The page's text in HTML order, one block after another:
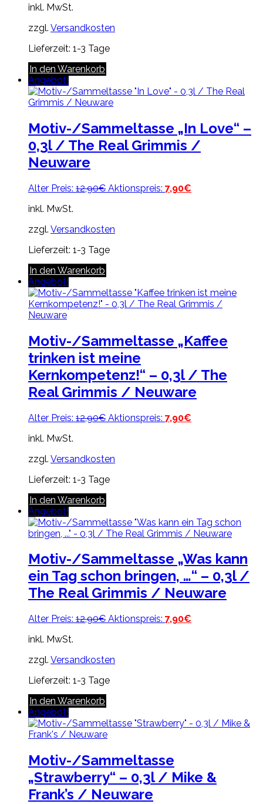
inkl. MwSt.
zzgl. Versandkosten
Lieferzeit: 1-3 Tage
In den Warenkorb
Angebot!
Motiv-/Sammeltasse „In Love“ –
0,3l / The Real Grimmis /
Neuware
Alter Preis: 12,90€ Ursprünglicher
Aktionspreis: 7,90€
inkl. MwSt.
zzgl. Versandkosten
Lieferzeit: 1-3 Tage
In den Warenkorb
Angebot!
Motiv-/Sammeltasse „Kaffee
trinken ist meine
Kernkompetenz!“ – 0,3l / The
Real Grimmis / Neuware
Alter Preis: 12,90€ Ursprünglicher
Aktionspreis: 7,90€
inkl. MwSt.
zzgl. Versandkosten
Lieferzeit: 1-3 Tage
In den Warenkorb
Angebot!
Motiv-/Sammeltasse „Was kann
ein Tag schon bringen, …“ – 0,3l /
The Real Grimmis / Neuware
Alter Preis: 12,90€ Ursprünglicher
Aktionspreis: 7,90€
inkl. MwSt.
zzgl. Versandkosten
Lieferzeit: 1-3 Tage
In den Warenkorb
Angebot!
Motiv-/Sammeltasse
„Strawberry“ – 0,3l / Mike &
Frank’s / Neuware